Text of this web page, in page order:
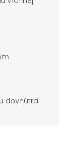
dovnútra